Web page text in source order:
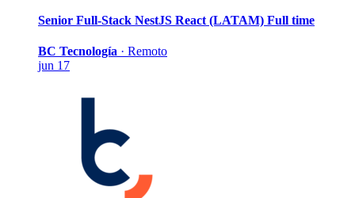
Senior Full-Stack NestJS React (LATAM) Full time
BC Tecnología · Remoto
jun 17